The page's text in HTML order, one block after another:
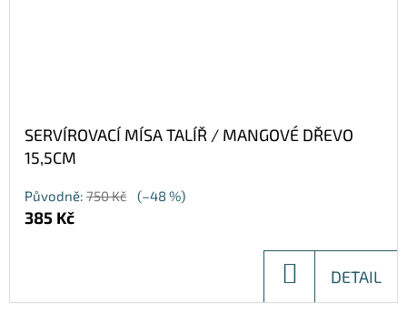
SERVÍROVACÍ MÍSA TALÍŘ / MANGOVÉ DŘEVO
15,5CM
Původně: 750 Kč (–48 %)
385 Kč
KOŠÍKU
DETAIL